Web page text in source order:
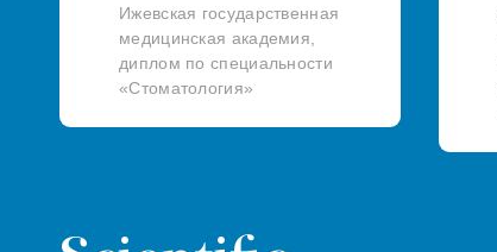
Ижевская государственная
медицинская академия,
диплом по специальности
«Стоматология»